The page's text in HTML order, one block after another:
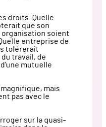
droits. Quelle
que son
soient
entreprise de
tolérerait
du travail, de
mutuelle
mais
pas avec le
sur la quasi-